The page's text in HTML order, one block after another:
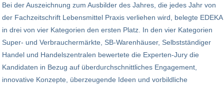
Bei der Auszeichnung zum Ausbilder des Jahres, die jedes Jahr von
der Fachzeitschrift Lebensmittel Praxis verliehen wird, belegte EDEKA
in drei von vier Kategorien den ersten Platz. In den vier Kategorien
Super- und Verbrauchermärkte, SB-Warenhäuser, Selbstständiger
Handel und Handelszentralen bewertete die Experten-Jury die
Kandidaten in Bezug auf überdurchschnittliches Engagement,
innovative Konzepte, überzeugende Ideen und vorbildliche